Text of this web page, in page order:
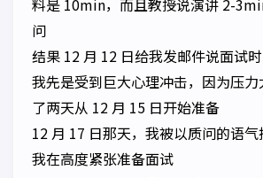
料是 10min，而且教授说演讲 2-
问
结果 12 月 12 日给我发邮件说面试
我先是受到巨大心理冲击，因为压
了两天从 12 月 15 日开始准备
12 月 17 日那天，我被以质问的语
我在高度紧张准备面试